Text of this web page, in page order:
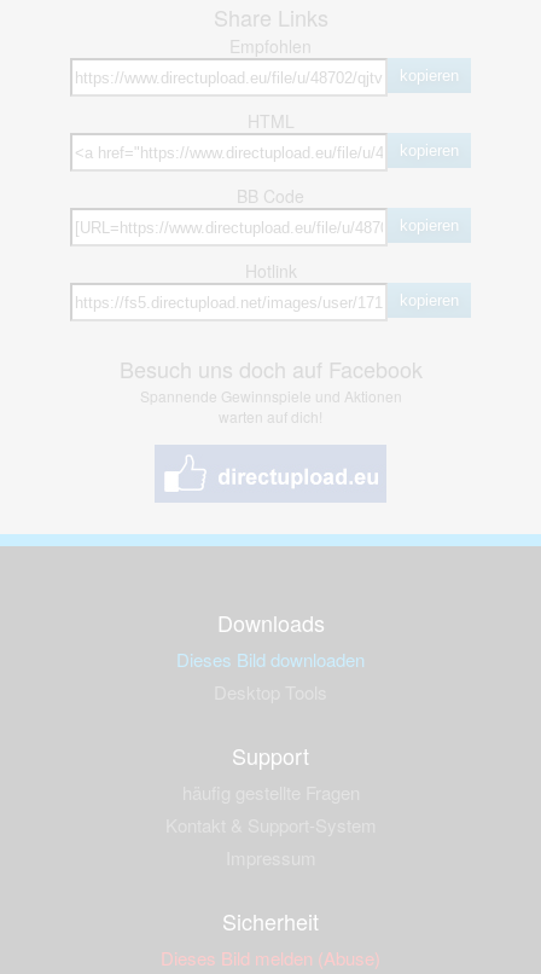
Share Links
Empfohlen
kopieren
HTML
kopieren
BB Code
kopieren
Hotlink
kopieren
Besuch uns doch auf Facebook
Spannende Gewinnspiele und Aktionen
warten auf dich!
Downloads
Dieses Bild downloaden
Support
Sicherheit
Dieses Bild melden (Abuse)